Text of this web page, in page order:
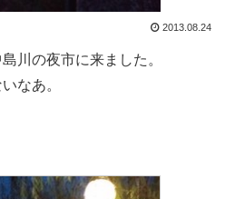
2013.08.24
川の夜市に来ました。
なあ。